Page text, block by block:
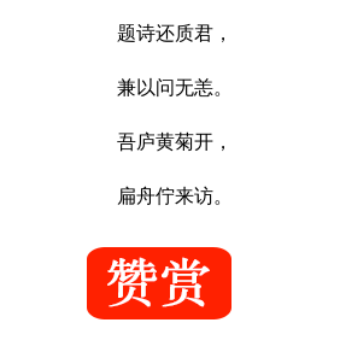
题诗还质君，
兼以问无恙。
吾庐黄菊开，
扁舟佇来访。